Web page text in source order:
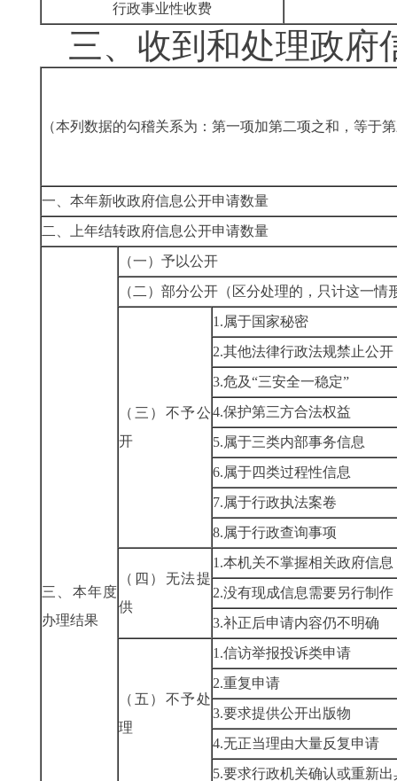
行政事业性收费
三、收到和处理政府
（本列数据的勾稽关系为：第一项加第二项之和，等于
一、本年新收政府信息公开申请数量
二、上年结转政府信息公开申请数量
三、本年度
办理结果
（一）予以公开
（二）部分公开 （区分处理的，只计这一情
（三）不予公
开
1.属于国家秘密
2.其他法律行政法规禁止公开
3.危及“三安全一稳定”
4.保护第三方合法权益
5.属于三类内部事务信息
6.属于四类过程性信息
7.属于行政执法案卷
8.属于行政查询事项
（四）无法提
供
1.本机关不掌握相关政府信息
2.没有现成信息需要另行制作
3.补正后申请内容仍不明确
（五）不予处
理
1.信访举报投诉类申请
2.重复申请
3.要求提供公开出版物
4.无正当理由大量反复申请
5.要求行政机关确认或重新